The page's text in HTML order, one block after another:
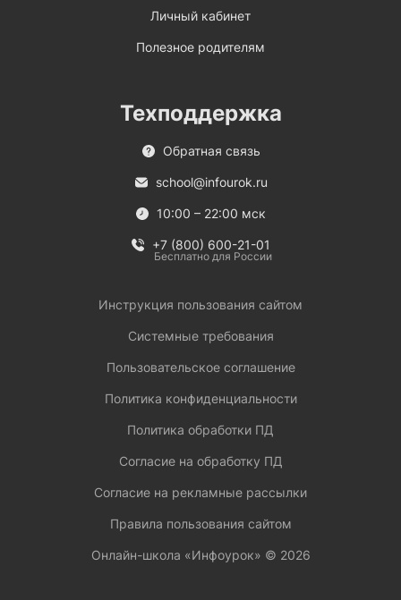
Личный кабинет
Полезное родителям
Техподдержка
Обратная связь
school@infourok.ru
10:00 – 22:00 мск
+7 (800) 600-21-01
Бесплатно для России
Инструкция пользования сайтом
Системные требования
Пользовательское соглашение
Политика конфиденциальности
Политика обработки ПД
Согласие на обработку ПД
Согласие на рекламные рассылки
Правила пользования сайтом
Онлайн-школа «Инфоурок» © 2026